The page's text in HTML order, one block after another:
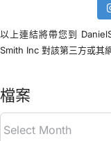
以上連結將帶您到
Smith Inc 對該第三方或其
檔案